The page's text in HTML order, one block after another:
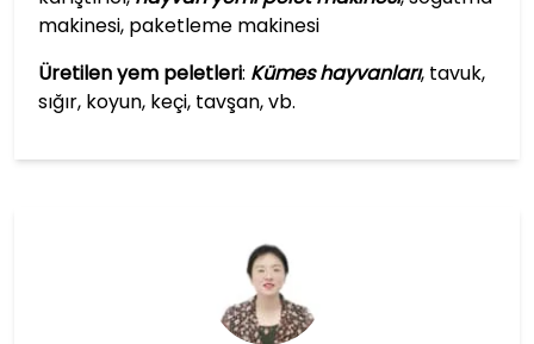
makinesi, paketleme makinesi
Üretilen yem peletleri: Kümes hayvanları, tavuk,
sığır, koyun, keçi, tavşan, vb.